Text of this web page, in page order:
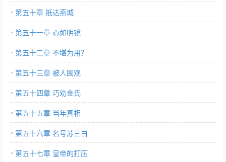
第五十章 抵达燕城
第五十一章 心如明镜
第五十二章 不堪为用？
第五十三章 被人围观
第五十四章 巧劝金氏
第五十五章 当年真相
第五十六章 名号苏三白
第五十七章 皇帝的打压